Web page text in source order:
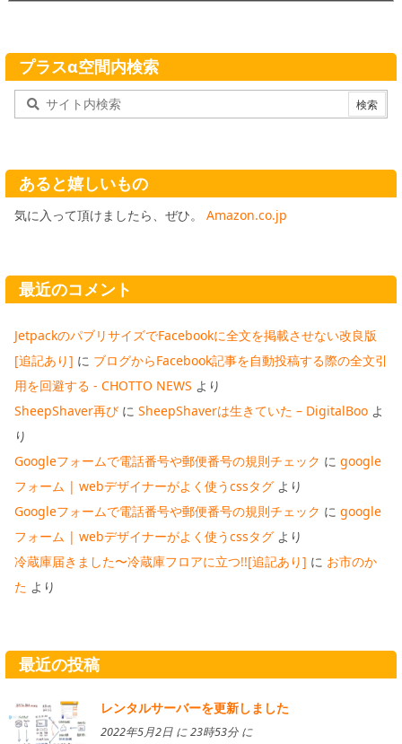
プラスα空間内検索
あると嬉しいもの
気に入って頂けましたら、ぜひ。 Amazon.co.jp
最近のコメント
JetpackのパブリサイズでFacebookに全文を掲載させない改良版
[追記あり] に ブログからFacebook記事を自動投稿する際の全文引
用を回避する - CHOTTO NEWS より
SheepShaver再び に SheepShaverは生きていた – DigitalBoo よ
り
Googleフォームで電話番号や郵便番号の規則チェック に google
フォーム | webデザイナーがよく使うcssタグ より
Googleフォームで電話番号や郵便番号の規則チェック に google
フォーム | webデザイナーがよく使うcssタグ より
冷蔵庫届きました〜冷蔵庫フロアに立つ!![追記あり] に お市のか
た より
最近の投稿
レンタルサーバーを更新しました
2022年5月2日 に 23時53分 に